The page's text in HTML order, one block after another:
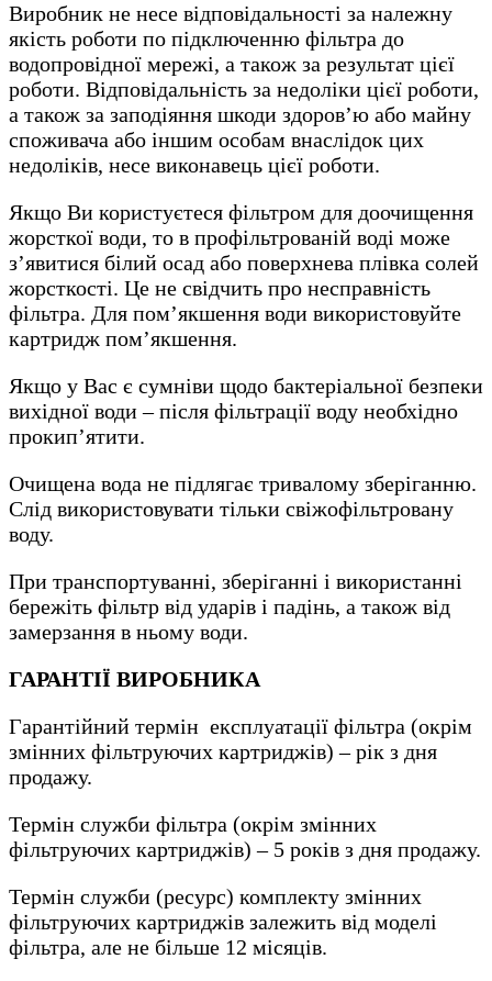
Виробник не несе відповідальності за належну
якість роботи по підключенню фільтра до
водопровідної мережі, а також за результат цієї
роботи. Відповідальність за недоліки цієї роботи,
а також за заподіяння шкоди здоров’ю або майну
споживача або іншим особам внаслідок цих
недоліків, несе виконавець цієї роботи.
Якщо Ви користуєтеся фільтром для доочищення
жорсткої води, то в профільтрованій воді може
з’явитися білий осад або поверхнева плівка солей
жорсткості. Це не свідчить про несправність
фільтра. Для пом’якшення води використовуйте
картридж пом’якшення.
Якщо у Вас є сумніви щодо бактеріальної безпеки
вихідної води – після фільтрації воду необхідно
прокип’ятити.
Очищена вода не підлягає тривалому зберіганню.
Слід використовувати тільки свіжофільтровану
воду.
При транспортуванні, зберіганні і використанні
бережіть фільтр від ударів і падінь, а також від
замерзання в ньому води.
ГАРАНТІЇ ВИРОБНИКА
Гарантійний термін експлуатації фільтра (окрім
змінних фільтруючих картриджів) – рік з дня
продажу.
Термін служби фільтра (окрім змінних
фільтруючих картриджів) – 5 років з дня продажу.
Термін служби (ресурс) комплекту змінних
фільтруючих картриджів залежить від моделі
фільтра, але не більше 12 місяців.